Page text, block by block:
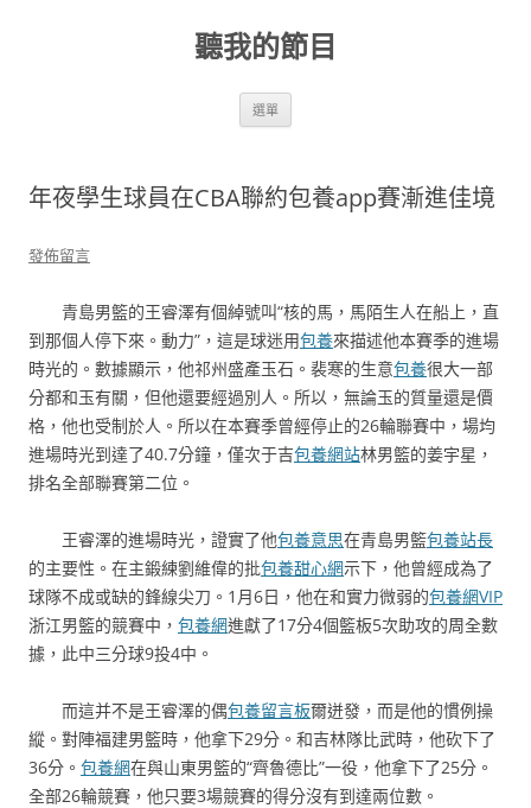
聽我的節目
選單
年夜學生球員在CBA聯約包養app賽漸進佳境
發佈留言
青島男籃的王睿澤有個綽號叫“核的馬，馬陌生人在船上，直
到那個人停下來。動力”，這是球迷用包養來描述他本賽季的進場
時光的。數據顯示，他祁州盛產玉石。裴寒的生意包養很大一部
分都和玉有關，但他還要經過別人。所以，無論玉的質量還是價
格，他也受制於人。所以在本賽季曾經停止的26輪聯賽中，場均
進場時光到達了40.7分鐘，僅次于吉包養網站林男籃的姜宇星，
排名全部聯賽第二位。
王睿澤的進場時光，證實了他包養意思在青島男籃包養站長
的主要性。在主鍛練劉維偉的批包養甜心網示下，他曾經成為了
球隊不成或缺的鋒線尖刀。1月6日，他在和實力微弱的包養網VIP
浙江男籃的競賽中， 包養網進獻了17分4個籃板5次助攻的周全數
據，此中三分球9投4中。
而這并不是王睿澤的偶包養留言板爾迸發，而是他的慣例操
縱。對陣福建男籃時，他拿下29分。和吉林隊比武時，他砍下了
36分。 包養網在與山東男籃的“齊魯德比”一役，他拿下了25分。
全部26輪競賽，他只要3場競賽的得分沒有到達兩位數。